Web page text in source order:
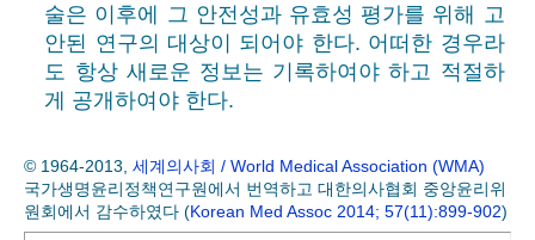
술은 이후에 그 안전성과 유효성 평가를 위해 고
안된 연구의 대상이 되어야 한다. 어떠한 경우라
도 항상 새로운 정보는 기록하여야 하고 적절하
게 공개하여야 한다.
© 1964-2013, 세계의사회 / World Medical Association (WMA)
국가생명윤리정책연구원에서 번역하고 대한의사협회 중앙윤리위
원회에서 감수하였다 (Korean Med Assoc 2014; 57(11):899-902)